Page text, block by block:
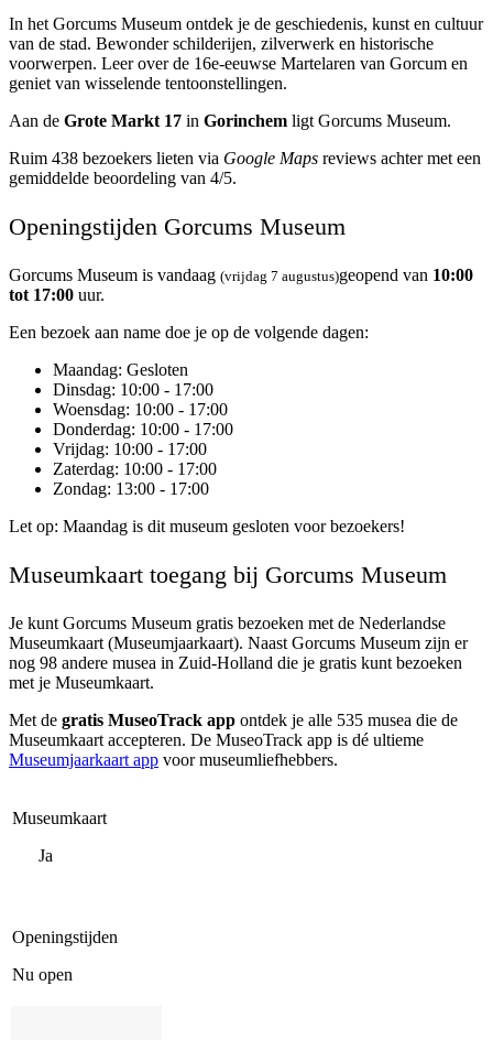
In het Gorcums Museum ontdek je de geschiedenis, kunst en cultuur
van de stad. Bewonder schilderijen, zilverwerk en historische
voorwerpen. Leer over de 16e-eeuwse Martelaren van Gorcum en
geniet van wisselende tentoonstellingen.
Aan de Grote Markt 17 in Gorinchem ligt Gorcums Museum.
Ruim 438 bezoekers lieten via Google Maps reviews achter met een
gemiddelde beoordeling van 4/5.
Openingstijden Gorcums Museum
Gorcums Museum is vandaag (vrijdag 7 augustus)geopend van 10:00
tot 17:00 uur.
Een bezoek aan name doe je op de volgende dagen:
Maandag: Gesloten
Dinsdag: 10:00 - 17:00
Woensdag: 10:00 - 17:00
Donderdag: 10:00 - 17:00
Vrijdag: 10:00 - 17:00
Zaterdag: 10:00 - 17:00
Zondag: 13:00 - 17:00
Let op: Maandag is dit museum gesloten voor bezoekers!
Museumkaart toegang bij Gorcums Museum
Je kunt Gorcums Museum gratis bezoeken met de Nederlandse
Museumkaart (Museumjaarkaart). Naast Gorcums Museum zijn er
nog 98 andere musea in Zuid-Holland die je gratis kunt bezoeken
met je Museumkaart.
Met de gratis MuseoTrack app ontdek je alle 535 musea die de
Museumkaart accepteren. De MuseoTrack app is dé ultieme
Museumjaarkaart app voor museumliefhebbers.
Museumkaart
Ja
Openingstijden
Nu open